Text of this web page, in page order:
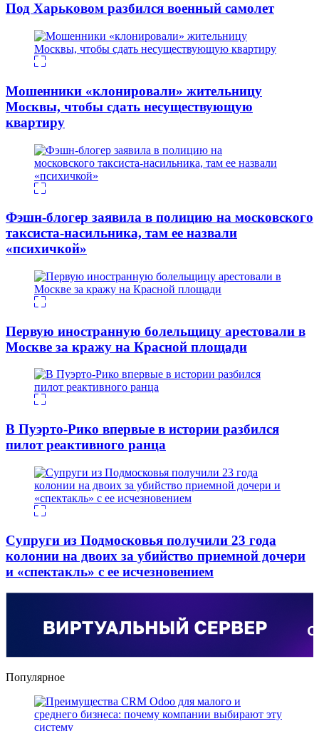
Под Харьковом разбился военный самолет
Мошенники «клонировали» жительницу
Москвы, чтобы сдать несуществующую
квартиру
Фэшн-блогер заявила в полицию на московского
таксиста-насильника, там ее назвали
«психичкой»
Первую иностранную болельщицу арестовали в
Москве за кражу на Красной площади
В Пуэрто-Рико впервые в истории разбился
пилот реактивного ранца
Супруги из Подмосковья получили 23 года
колонии на двоих за убийство приемной дочери
и «спектакль» с ее исчезновением
Популярное